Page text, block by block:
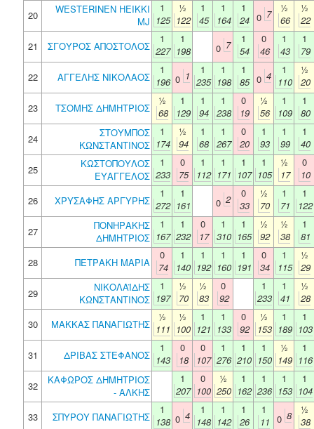
20
WESTERINEN HEIKKI
MJ
1
125
½
122
1
45
1
164
1
24 0 7
½
66
½
22
21
ΣΓΟΥΡΟΣ ΑΠΟΣΤΟΛΟΣ
1
227
1
198
0 7
1
54
0
46
1
43
1
79
22
ΑΓΓΕΛΗΣ ΝΙΚΟΛΑΟΣ
1
196 0 1
1
235
1
198
1
85 0 4
1
110
½
20
23
ΤΣΟΜΗΣ ΔΗΜΗΤΡΙΟΣ
½
68
1
129
1
94
1
238
0
19
½
56
1
109
1
80
24
ΣΤΟΥΜΠΟΣ
ΚΩΝΣΤΑΝΤΙΝΟΣ
1
174
½
94
1
68
1
267
0
20
1
93
1
99
1
40
25
ΚΩΣΤΟΠΟΥΛΟΣ
ΕΥΑΓΓΕΛΟΣ
1
233
0
75
1
112
1
171
1
107
1
105
½
17
0
10
26
ΧΡΥΣΑΦΗΣ ΑΡΓΥΡΗΣ
1
272
1
161
0 2
0
33
½
70
1
71
1
122
27
ΠΟΝΗΡΑΚΗΣ
ΔΗΜΗΤΡΙΟΣ
1
167
1
232
0
17
1
310
1
165
½
92
½
38
1
81
28
ΠΕΤΡΑΚΗ ΜΑΡΙΑ
0
74
1
140
1
192
1
160
1
191
0
34
1
115
½
29
29
ΝΙΚΟΛΑΪΔΗΣ
ΚΩΝΣΤΑΝΤΙΝΟΣ
1
197
½
70
½
83
0
92
1
233
1
41
½
28
30
ΜΑΚΚΑΣ ΠΑΝΑΓΙΩΤΗΣ
½
111
½
100
1
121
1
133
0
92
½
153
1
189
1
103
31
ΔΡΙΒΑΣ ΣΤΕΦΑΝΟΣ
1
143
0
18
0
107
1
276
1
210
1
150
½
149
1
116
32
ΚΑΦΩΡΟΣ ΔΗΜΗΤΡΙΟΣ
- ΑΛΚΗΣ
1
207
0
100
½
250
1
162
1
236
1
153
1
104
33
ΣΠΥΡΟΥ ΠΑΝΑΓΙΩΤΗΣ
1
138 0 4
1
148
1
142
1
26
1
11 0 8
½
38